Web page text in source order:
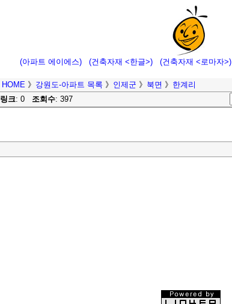
(아파트 에이에스) (건축자재 <한글>) (건축자재 <로마자>)
HOME 》 강원도-아파트 목록 》 인제군 》 북면 》 한계리
링크: 0 조회수: 397